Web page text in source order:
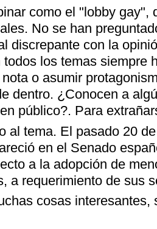
como el "lobby gay",
No se han
discrepante con la
todos los temas siempre
o asumir
dentro. ¿Conocen a
público?. Para
al tema. El pasado 20
en el Senado
a la adopción de
a requerimiento de sus
cosas interesantes,